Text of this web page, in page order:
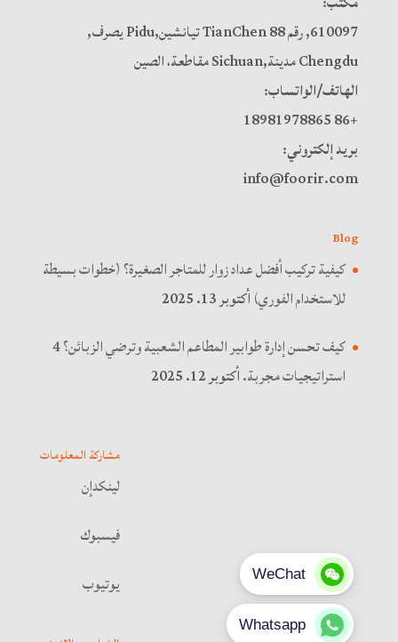
610097, رقم 88 TianChen تيانشين,Pidu يصرف,
Chengdu مدينة,Sichuan مقاطعة، الصين
الهاتف/الواتساب:
+86 18981978865
بريد إلكتروني:
info@foorir.com
Blog
كيفية تركيب أفضل عداد زوار للمتاجر الصغيرة؟ (خطوات بسيطة
للاستخدام الفوري)أكتوبر 13. 2025
كيف تحسن إدارة طوابير المطاعم الشعبية وترضي الزبائن؟ 4
استراتيجيات مجربة.أكتوبر 12. 2025
مشاركة المعلومات
لينكدإن
فيسبوك
يوتيوب